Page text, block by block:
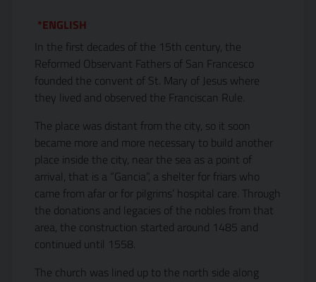
*ENGLISH
In the first decades of the 15th century, the
Reformed Observant Fathers of San Francesco
founded the convent of St. Mary of Jesus where
they lived and observed the Franciscan Rule.
The place was distant from the city, so it soon
became more and more necessary to build another
place inside the city, near the sea as a point of
arrival, that is a “Gancia”, a shelter for friars who
came from afar or for pilgrims’ hospital care. Through
the donations and legacies of the nobles from that
area, the construction started around 1485 and
continued until 1558.
The church was lined up to the north side along